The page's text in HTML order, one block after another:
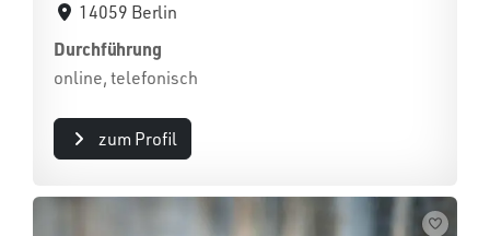
14059 Berlin
Durchführung
online, telefonisch
zum Profil